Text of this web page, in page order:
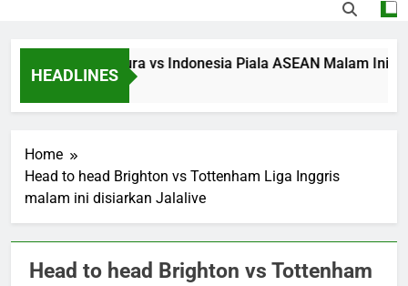
HEADLINES
Streaming Singapura vs Indonesia Piala ASEAN Malam Ini
18 Hours Ago
Home
Head to head Brighton vs Tottenham Liga Inggris
malam ini disiarkan Jalalive
Head to head Brighton vs Tottenham